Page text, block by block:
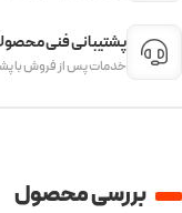
پشتیبانی فنی
خدمات پس از فروش با
بررسی محصول